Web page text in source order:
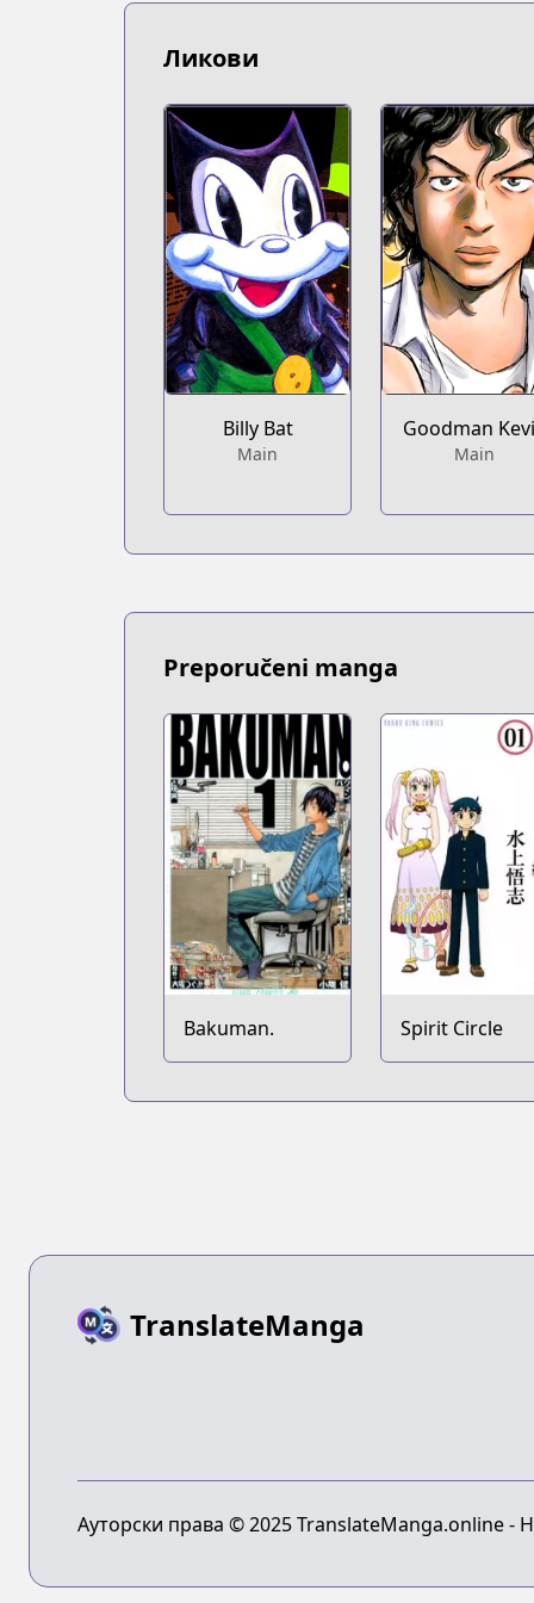
Ликови
Billy Bat
Main
Goodman
Main
Preporučeni manga
Bakuman. Spirit Circle
TranslateManga
Ауторски права © 2025 TranslateManga.online -